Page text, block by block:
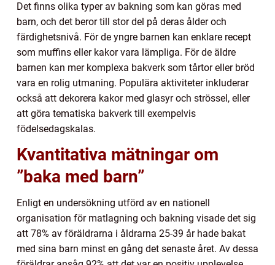
Det finns olika typer av bakning som kan göras med
barn, och det beror till stor del på deras ålder och
färdighetsnivå. För de yngre barnen kan enklare recept
som muffins eller kakor vara lämpliga. För de äldre
barnen kan mer komplexa bakverk som tårtor eller bröd
vara en rolig utmaning. Populära aktiviteter inkluderar
också att dekorera kakor med glasyr och strössel, eller
att göra tematiska bakverk till exempelvis
födelsedagskalas.
Kvantitativa mätningar om
”baka med barn”
Enligt en undersökning utförd av en nationell
organisation för matlagning och bakning visade det sig
att 78% av föräldrarna i åldrarna 25-39 år hade bakat
med sina barn minst en gång det senaste året. Av dessa